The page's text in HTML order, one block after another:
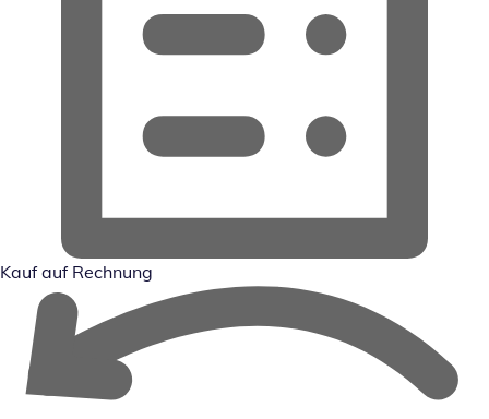
Kauf auf Rechnung